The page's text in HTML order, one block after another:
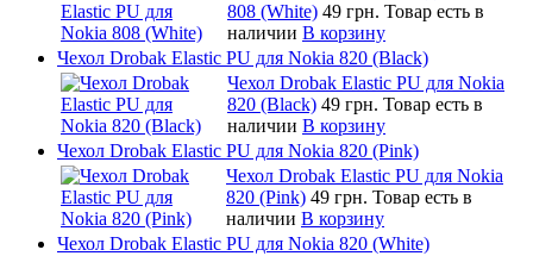
808 (White) 49 грн. Товар есть в
наличии В корзину
Чехол Drobak Elastic PU для Nokia 820 (Black)
Чехол Drobak Elastic PU для Nokia
820 (Black) 49 грн. Товар есть в
наличии В корзину
Чехол Drobak Elastic PU для Nokia 820 (Pink)
Чехол Drobak Elastic PU для Nokia
820 (Pink) 49 грн. Товар есть в
наличии В корзину
Чехол Drobak Elastic PU для Nokia 820 (White)